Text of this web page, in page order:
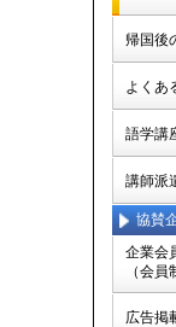
帰国後
よくあ
語学講
講師派
協賛
企業会
（会
広告掲